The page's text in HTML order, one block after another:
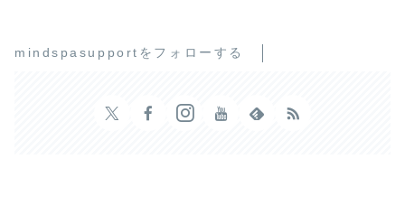
mindspasupportをフォローする